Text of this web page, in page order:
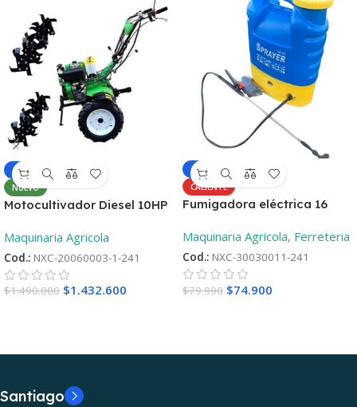
-4%
NUEVO
Motocultivador Diesel 10HP
lanzamiento! + 2°Repueto
Maquinaria Agricola
Cod.: NXC-20060003-1-241
$1.490.000 $1.432.600
-6%
CALIENTE
Fumigadora eléctrica 16
Maquinaria Agricola, Ferreteria
Cod.: NXC-30030011-241
$79.990 $74.900
Santiago